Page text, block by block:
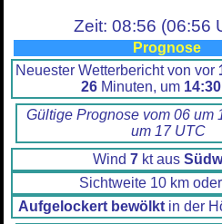
Zeit: 08:56 (06:56
Prognose
Neuester Wetterbericht von vor
26 Minuten, um 14:30
Gültige Prognose vom 06 um
um 17 UTC
Wind 7 kt aus
Sichtweite 10 km
Aufgelockert bewölkt in der